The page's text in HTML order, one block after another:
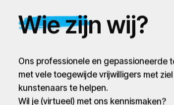
Wie zijn wij?
Ons professionele en gepassioneerde
met vele toegewijde vrijwilligers met
kunstenaars te helpen.
Wil je (virtueel) met ons kennismaken?